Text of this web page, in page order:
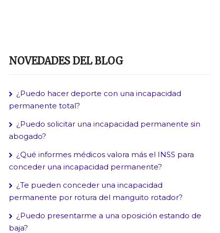
NOVEDADES DEL BLOG
¿Puedo hacer deporte con una incapacidad
permanente total?
¿Puedo solicitar una incapacidad permanente sin
abogado?
¿Qué informes médicos valora más el INSS para
conceder una incapacidad permanente?
¿Te pueden conceder una incapacidad
permanente por rotura del manguito rotador?
¿Puedo presentarme a una oposición estando de
baja?